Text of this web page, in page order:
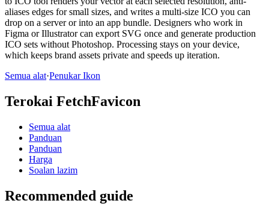
aliases edges for small sizes, and writes a multi-size ICO you can
drop on a server or into an app bundle. Designers who work in
Figma or Illustrator can export SVG once and generate production
ICO sets without Photoshop. Processing stays on your device,
which keeps brand assets private and speeds up iteration.
Semua alat·Penukar Ikon
Terokai FetchFavicon
Semua alat
Panduan
Panduan
Harga
Soalan lazim
Recommended guide